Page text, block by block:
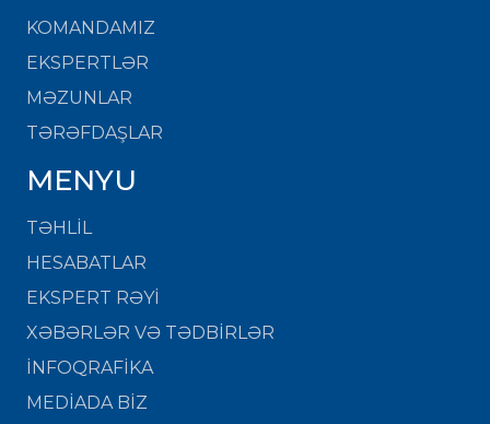
KOMANDAMIZ
EKSPERTLƏR
MƏZUNLAR
TƏRƏFDAŞLAR
MENYU
TƏHLİL
HESABATLAR
EKSPERT RƏYİ
XƏBƏRLƏR VƏ TƏDBİRLƏR
İNFOQRAFİKA
MEDİADA BİZ